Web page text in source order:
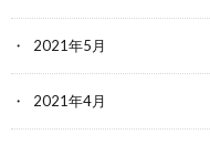
2021年5月
2021年4月